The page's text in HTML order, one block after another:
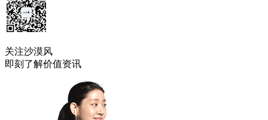
关注沙漠风
即刻了解价值资讯